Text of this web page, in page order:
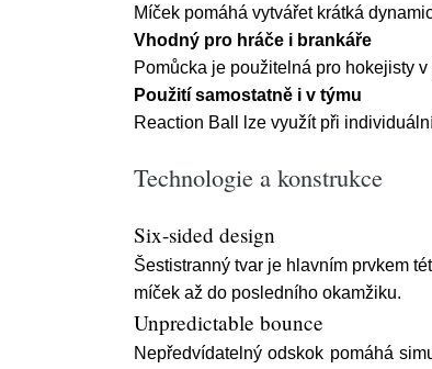
Míček pomáhá vytvářet krátká
Vhodný pro hráče i brankáře
Pomůcka je použitelná pro hokejisty
Použití samostatně i v týmu
Reaction Ball lze využít při
Technologie a konstrukce
Six-sided design
Šestistranný tvar je hlavním prvkem
míček až do posledního okamžiku.
Unpredictable bounce
Nepředvídatelný odskok pomáhá